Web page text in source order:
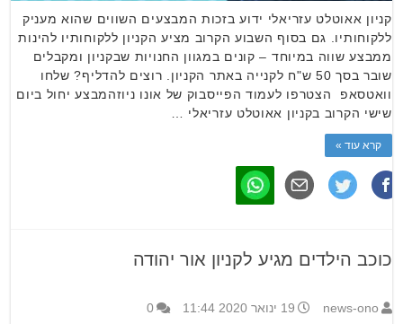
קניון אאוטלט עזריאלי ידוע בזכות המבצעים השווים שהוא מעניק
ללקוחותיו. גם בסוף השבוע הקרוב מציע הקניון ללקוחותיו להינות
ממבצע שווה במיוחד – קונים במגוון החנויות שבקניון ומקבלים
שובר בסך 50 ש"ח לקנייה באתר הקניון. רוצים להדליף? שלחו
וואטסאפ הצטרפו לעמוד הפייסבוק של אונו ניוזהמבצע יחול ביום
שישי הקרוב בקניון אאוטלט עזריאלי …
קרא עוד »
כוכב הילדים מגיע לקניון אור יהודה
news-ono 19 ינואר 2020 11:44 0